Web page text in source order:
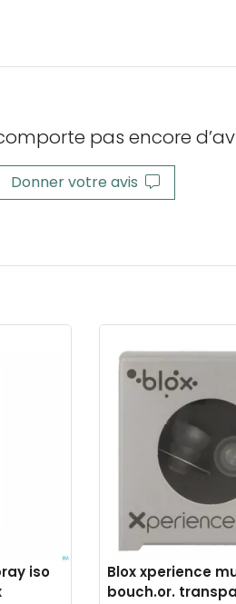
pas encore
Donner votre avis
iso
Blox xperience
bouch.or.